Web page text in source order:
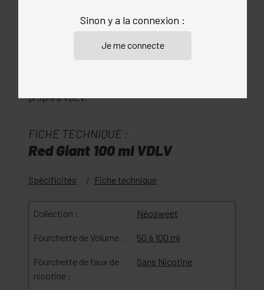
composés chlorés cancérogène. Et de part son fort
pouvoir sucrant, il est intégré en faible quantité ce
propre à VDLV.
FICHE TECHNIQUE :
Red Giant 100 ml VDLV
Spécificités Fiche technique
Collection : Néosweet
Fourchette de Volume : 50 à 100 ml
Fourchette de taux de
nicotine :
Sans Nicotine
Sinon y a la connexion :